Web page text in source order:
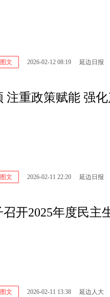
图文 2026-02-12 08:19 延边日报
注重政策赋能 强
图文 2026-02-11 22:20 延边日报
开2025年度民主
图文 2026-02-11 13:38 延边人大